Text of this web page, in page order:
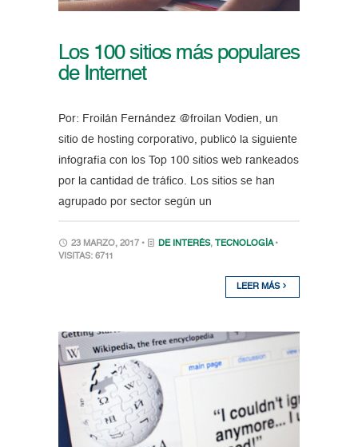
Los 100 sitios más populares
de Internet
Por: Froilán Fernández @froilan Vodien, un
sitio de hosting corporativo, publicó la siguiente
infografía con los Top 100 sitios web rankeados
por la cantidad de tráfico. Los sitios se han
agrupado por sector según un
23 MARZO, 2017 • DE INTERÉS, TECNOLOGÍA •
VISITAS: 6711
LEER MÁS